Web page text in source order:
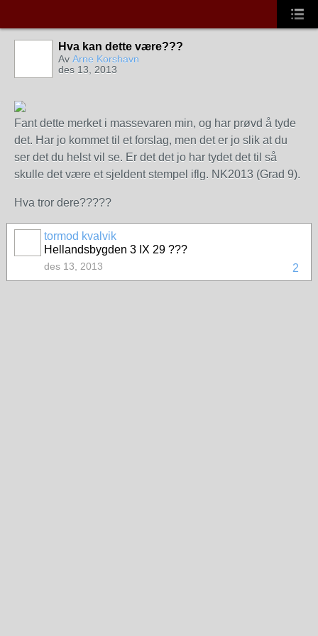
Hva kan dette være???
Av Arne Korshavn
des 13, 2013
Fant dette merket i massevaren min, og har prøvd å tyde
det. Har jo kommet til et forslag, men det er jo slik at du
ser det du helst vil se. Er det det jo har tydet det til så
skulle det være et sjeldent stempel iflg. NK2013 (Grad 9).
Hva tror dere?????
tormod kvalvik
Hellandsbygden 3 IX 29 ???
2
des 13, 2013